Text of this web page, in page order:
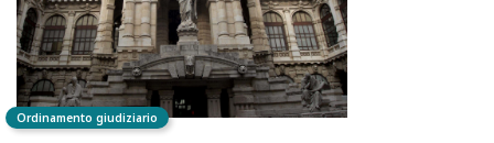
Ordinamento giudiziario